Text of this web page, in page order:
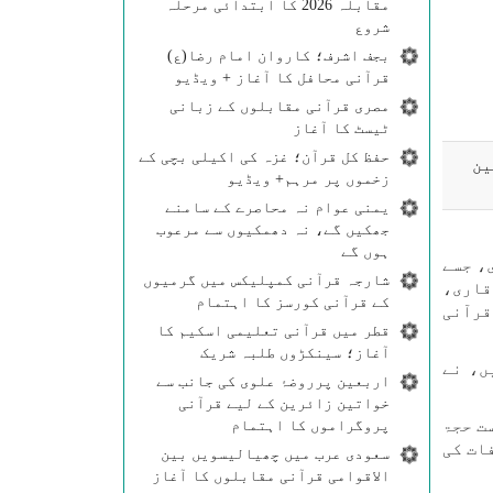
مقابلہ 2026 کا ابتدائی مرحلہ
شروع
بجف اشرف؛ کاروان امام رضا(ع)
قرآنی محافل کا آغاز + ویڈیو
مصری قرآنی مقابلوں کے زبانی
ٹیسٹ کا آغاز
حفظ کل قرآن؛ غزہ کی اکیلی بچی کے
زخموں پر مرہم+ ویڈیو
یمنی عوام نہ محاصرے کے سامنے
جھکیں گے، نہ دھمکیوں سے مرعوب
ہوں گے
شارجہ قرآنی کمپلیکس میں گرمیوں
کے قرآنی کورسز کا اہتمام
قطر میں قرآنی تعلیمی اسکیم کا
آغاز؛ سینکڑوں طلبہ شریک
اربعین پرروضۂ علوی کی جانب سے
خواتین زائرین کے لیے قرآنی
پروگراموں کا اہتمام
سعودی عرب میں چھیالیسویں بین
الاقوامی قرآنی مقابلوں کا آغاز
ایران کا قرآنی کاروان برائے حج تمتع 1404 ہجری، جسے
نور" کے نام سے جانا جاتا ہے، سرزمینِ وحی (سعودی عرب) سے روانہ ہو گیا ہے۔ یہ کاروان 20 قاری،
قرآنی
نے
حجۃ
کی